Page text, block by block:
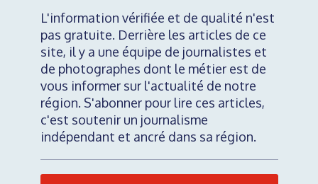
L'information vérifiée et de qualité n'est
pas gratuite. Derrière les articles de ce
site, il y a une équipe de journalistes et
de photographes dont le métier est de
vous informer sur l'actualité de notre
région. S'abonner pour lire ces articles,
c'est soutenir un journalisme
indépendant et ancré dans sa région.